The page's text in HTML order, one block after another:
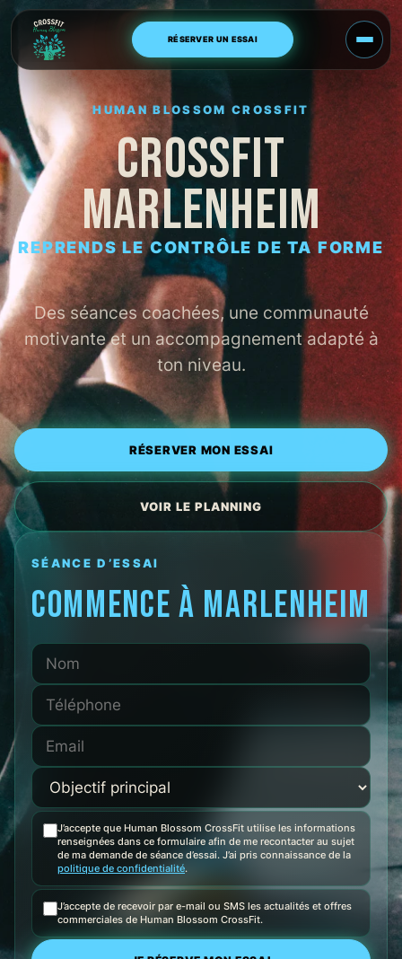
Aller
contenu
RÉSERVER UN ESSAI
HUMAN BLOSSOM CROSSFIT
CROSSFIT
MARLENHEIM
REPRENDS LE CONTRÔLE DE TA FORME
Des séances coachées, une communauté
motivante et un accompagnement adapté à
ton niveau.
RÉSERVER MON ESSAI
VOIR LE PLANNING
SÉANCE D’ESSAI
COMMENCE À MARLENHEIM
J’accepte que Human Blossom CrossFit utilise les informations
renseignées dans ce formulaire afin de me recontacter au sujet
de ma demande de séance d’essai. J’ai pris connaissance de la
politique de confidentialité.
J’accepte de recevoir par e-mail ou SMS les actualités et offres
commerciales de Human Blossom CrossFit.